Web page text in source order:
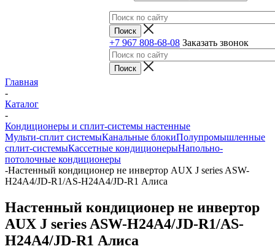
+7 967 808-68-08 Заказать звонок
Главная
-
Каталог
-
Кондиционеры и сплит-системы настенные
Мульти-сплит системыКанальные блокиПолупромышленные
сплит-системыКассетные кондиционерыНапольно-
потолочные кондиционеры
-Настенный кондиционер не инвертор AUX J series ASW-
H24A4/JD-R1/AS-H24A4/JD-R1 Алиса
Настенный кондиционер не инвертор
AUX J series ASW-H24A4/JD-R1/AS-
H24A4/JD-R1 Алиса